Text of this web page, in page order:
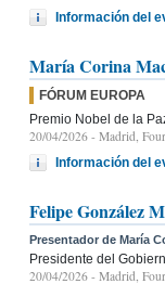
Información del
María Corina
FÓRUM EUROPA
Premio Nobel de la
20/04/2026 - Madrid,
Información del
Felipe González
Presentador de María
Presidente del
20/04/2026 - Madrid,